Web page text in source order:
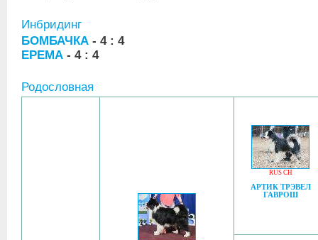
Инбридинг
БОМБАЧКА - 4 : 4
ЕРЕМА - 4 : 4
Родословная
RUS CH
АРТИК ТРЭВЕЛ
ГАВРОШ